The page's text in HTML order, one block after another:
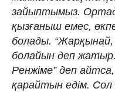
зайыптымыз.
қызғаныш емес,
болады. “Жарқынай,
болайын деп
Ренжіме” деп
қарайтын едім.